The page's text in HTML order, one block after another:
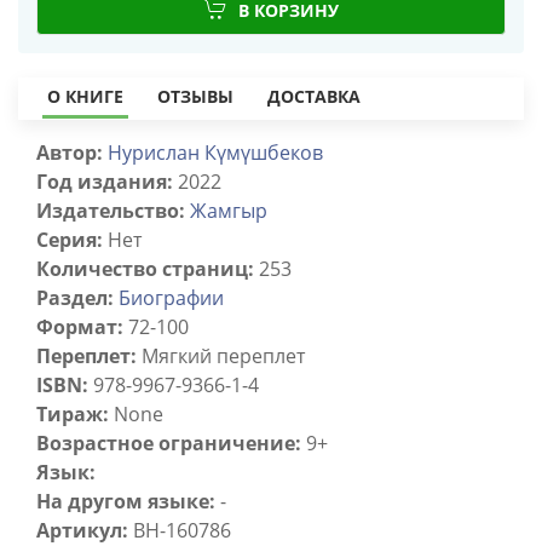
В КОРЗИНУ
О КНИГЕ ОТЗЫВЫ ДОСТАВКА
Автор: Нурислан Күмүшбеков
Год издания: 2022
Издательство: Жамгыр
Серия: Нет
Количество страниц: 253
Раздел: Биографии
Формат: 72-100
Переплет: Мягкий переплет
ISBN: 978-9967-9366-1-4
Тираж: None
Возрастное ограничение: 9+
Язык:
На другом языке: -
Артикул: BH-160786